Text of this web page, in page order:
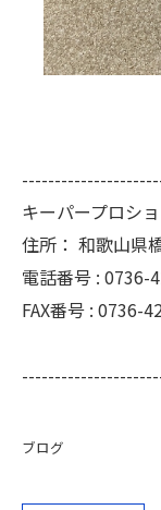
キーパープロシ
住所： 和歌山県
電話番号 : 0736-
FAX番号 : 0736-
ブログ